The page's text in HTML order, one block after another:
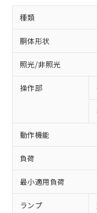
種類
胴体形状
照光/非照光
操作部
動作機能
負荷
最小適用負荷
ランプ